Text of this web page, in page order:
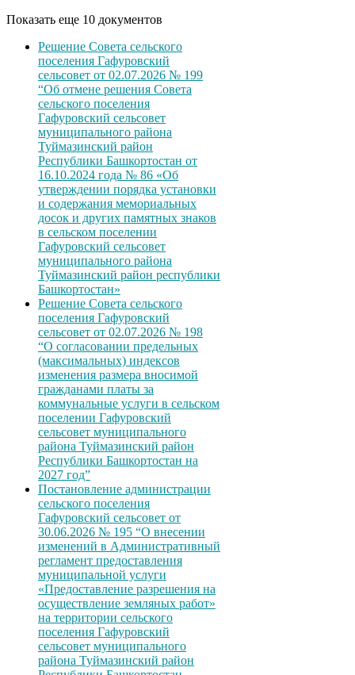
Показать еще 10 документов
Решение Совета сельского
поселения Гафуровский
сельсовет от 02.07.2026 № 199
“Об отмене решения Совета
сельского поселения
Гафуровский сельсовет
муниципального района
Туймазинский район
Республики Башкортостан от
16.10.2024 года № 86 «Об
утверждении порядка установки
и содержания мемориальных
досок и других памятных знаков
в сельском поселении
Гафуровский сельсовет
муниципального района
Туймазинский район республики
Башкортостан»
Решение Совета сельского
поселения Гафуровский
сельсовет от 02.07.2026 № 198
“О согласовании предельных
(максимальных) индексов
изменения размера вносимой
гражданами платы за
коммунальные услуги в сельском
поселении Гафуровский
сельсовет муниципального
района Туймазинский район
Республики Башкортостан на
2027 год”
Постановление администрации
сельского поселения
Гафуровский сельсовет от
30.06.2026 № 195 “О внесении
изменений в Административный
регламент предоставления
муниципальной услуги
«Предоставление разрешения на
осуществление земляных работ»
на территории сельского
поселения Гафуровский
сельсовет муниципального
района Туймазинский район